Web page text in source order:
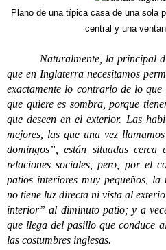
Plano de una típica casa de una sola
central y una
Naturalmente, la principal
que en Inglaterra necesitamos
exactamente lo contrario de lo
que quiere es sombra, porque
que deseen en el exterior. Las
mejores, las que una vez
domingos”, están situadas
relaciones sociales, pero, por el
patios interiores muy pequeños,
no tiene luz directa ni vista al
interior” al diminuto patio; y a
que llega del pasillo que conduce
las costumbres inglesas.